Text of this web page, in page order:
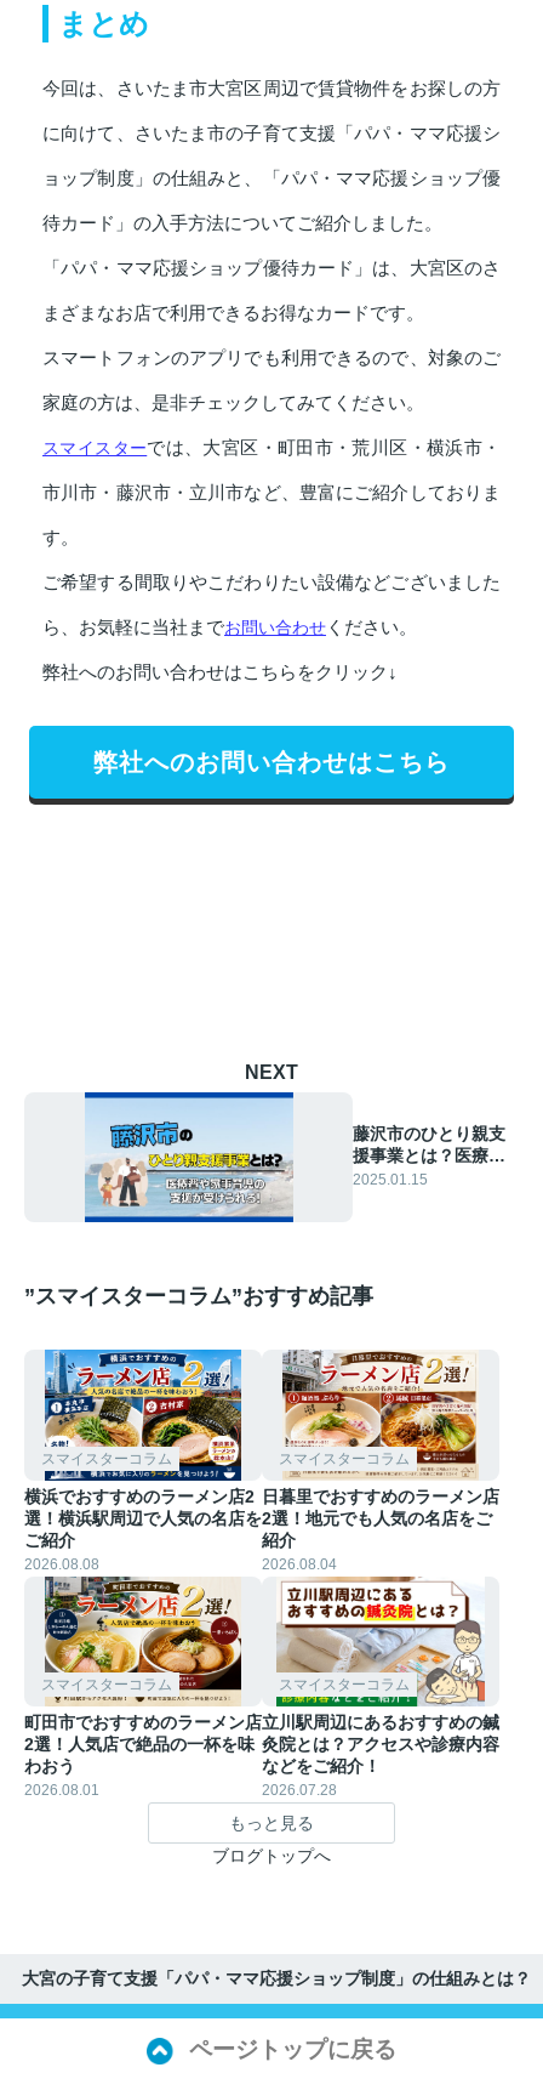
まとめ
今回は、さいたま市大宮区周辺で賃貸物件をお探しの方
に向けて、さいたま市の子育て支援「パパ・ママ応援シ
ョップ制度」の仕組みと、「パパ・ママ応援ショップ優
待カード」の入手方法についてご紹介しました。
「パパ・ママ応援ショップ優待カード」は、大宮区のさ
まざまなお店で利用できるお得なカードです。
スマートフォンのアプリでも利用できるので、対象のご
家庭の方は、是非チェックしてみてください。
スマイスターでは、大宮区・町田市・荒川区・横浜市・
市川市・藤沢市・立川市など、豊富にご紹介しておりま
す。
ご希望する間取りやこだわりたい設備などございました
ら、お気軽に当社までお問い合わせ ください。
弊社へのお問い合わせはこちらをクリック↓
弊社へのお問い合わせはこちら
NEXT
藤沢市のひとり親支
援事業とは？医療費
や家事育児の支援が
2025.01.15
”スマイスターコラム”おすすめ記事
スマイスターコラム
横浜でおすすめのラーメン店2
選！横浜駅周辺で人気の名店を
ご紹介
2026.08.08
スマイスターコラム
日暮里でおすすめのラーメン店
2選！地元でも人気の名店をご
紹介
2026.08.04
スマイスターコラム
町田市でおすすめのラーメン店
2選！人気店で絶品の一杯を味
わおう
2026.08.01
スマイスターコラム
立川駅周辺にあるおすすめの鍼
灸院とは？アクセスや診療内容
などをご紹介！
2026.07.28
もっと見る
ブログトップへ
大宮の子育て支援「パパ・ママ応援ショップ制度」の仕組みとは？
ページトップに戻る